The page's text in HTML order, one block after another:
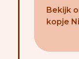
Bekijk
kopje